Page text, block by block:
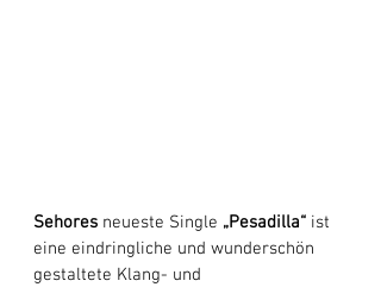
Sehores neueste Single „Pesadilla“ ist
eine eindringliche und wunderschön
gestaltete Klang- und